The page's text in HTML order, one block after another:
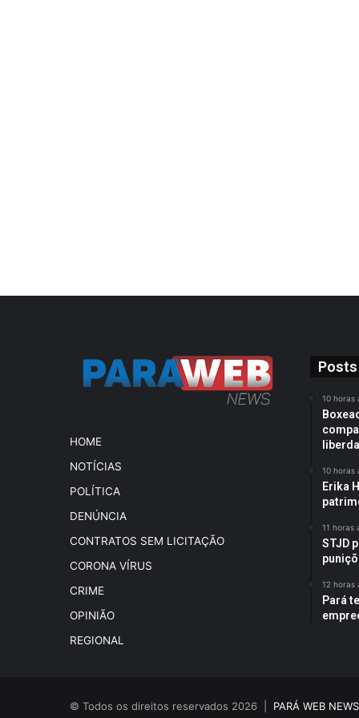
HOME
NOTÍCIAS
POLÍTICA
DENÚNCIA
CONTRATOS SEM LICITAÇÃO
CORONA VÍRUS
CRIME
OPINIÃO
REGIONAL
10 horas
10 horas
Erika
11 horas
STJD
12 horas
Pará
© Todos os direitos reservados 2026 | PARÁ WEB NEWS